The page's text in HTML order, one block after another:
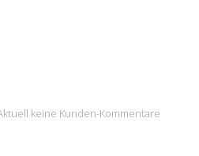
keine Kunden-Kommentare